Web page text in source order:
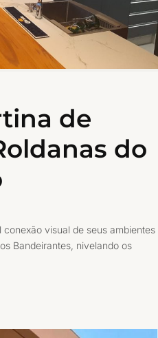
de
do
visual de seus ambientes
Bandeirantes, nivelando os